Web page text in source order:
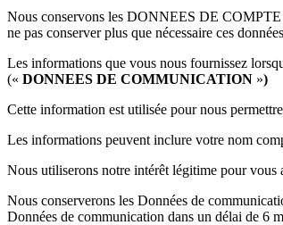
Nous conservons les DONNEES DE COMPTE
ne pas conserver plus que nécessaire ces
Les informations que vous nous fournissez
(« DONNEES DE COMMUNICATION »)
Cette information est utilisée pour nous
Les informations peuvent inclure votre nom
Nous utiliserons notre intérêt légitime pour vous
Nous conserverons les Données de
Données de communication dans un délai de 6